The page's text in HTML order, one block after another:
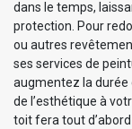
dans le temps,
protection. Pour
ou autres
ses services de
augmentez la
de l’esthétique à
toit fera tout